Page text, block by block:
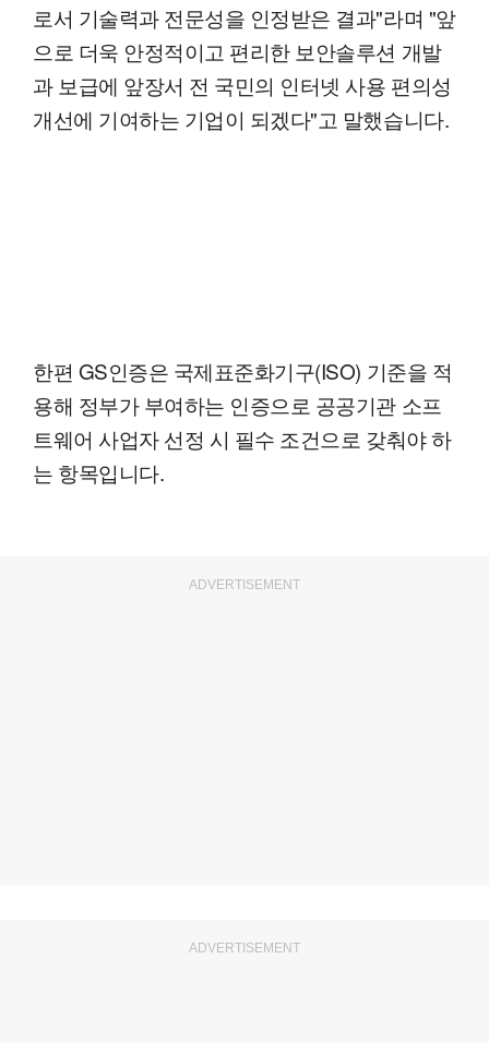
로서 기술력과 전문성을 인정받은 결과"라며 "앞
으로 더욱 안정적이고 편리한 보안솔루션 개발
과 보급에 앞장서 전 국민의 인터넷 사용 편의성
개선에 기여하는 기업이 되겠다"고 말했습니다.
한편 GS인증은 국제표준화기구(ISO) 기준을 적
용해 정부가 부여하는 인증으로 공공기관 소프
트웨어 사업자 선정 시 필수 조건으로 갖춰야 하
는 항목입니다.
ADVERTISEMENT
ADVERTISEMENT